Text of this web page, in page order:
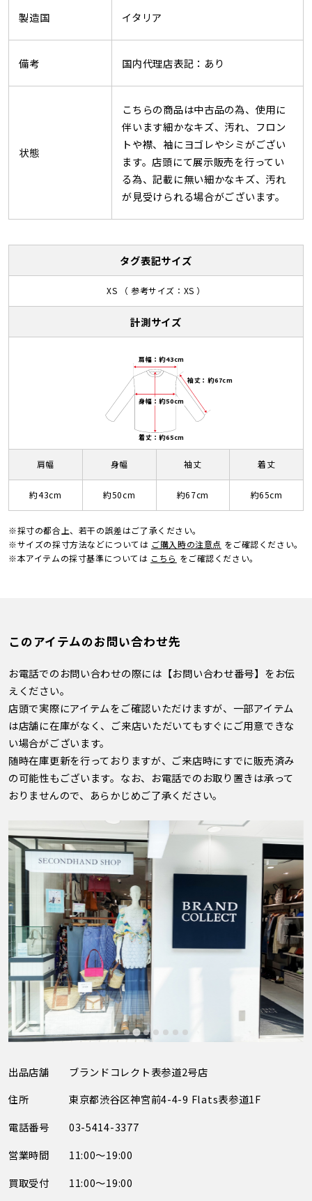
製造国 イタリア
備考 国内代理店表記：あり
状態
こちらの商品は中古品の為、使用に
伴います細かなキズ、汚れ、フロン
トや襟、袖にヨゴレやシミがござい
ます。店頭にて展示販売を行ってい
る為、記載に無い細かなキズ、汚れ
が見受けられる場合がございます。
タグ表記サイズ
XS （ 参考サイズ：XS ）
計測サイズ
肩幅：約43cm
身幅：約50cm
袖丈：約67cm
着丈：約65cm
肩幅
約43cm
身幅
約50cm
袖丈
約67cm
着丈
約65cm
※採寸の都合上、若干の誤差はご了承ください。
※サイズの採寸方法などについては ご購入時の注意点 をご確認ください。
※本アイテムの採寸基準については こちら をご確認ください。
このアイテムのお問い合わせ先
お電話でのお問い合わせの際には【お問い合わせ番号】をお伝
えください。
店頭で実際にアイテムをご確認いただけますが、一部アイテム
は店舗に在庫がなく、ご来店いただいてもすぐにご用意できな
い場合がございます。
随時在庫更新を行っておりますが、ご来店時にすでに販売済み
の可能性もございます。なお、お電話でのお取り置きは承って
おりませんので、あらかじめご了承ください。
出品店舗
ブランドコレクト表参道2号店
住所
東京都渋谷区神宮前4-4-9 Flats表参道1F
電話番号
03-5414-3377
営業時間
11:00～19:00
買取受付
11:00～19:00